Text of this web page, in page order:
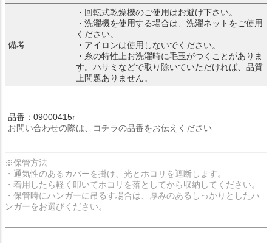
備考
・回転式乾燥機のご使用はお避け下さい。
・洗濯機を使用する場合は、洗濯ネットをご使用
ください。
・アイロンは使用しないでください。
・糸の特性上お洗濯時に毛玉がつくことがありま
す。ハサミなどで取り除いていただければ、品質
上問題ありません。
品番：09000415r
お問い合わせの際は、コチラの品番をお伝えください
※保管方法
・通気性のあるカバーを掛け、光とホコリを遮断します。
・着用したら軽く叩いてホコリを落としてから収納してください。
・保管時にハンガーに吊るす場合は、厚みのあるしっかりとしたハ
ンガーをお選びください。